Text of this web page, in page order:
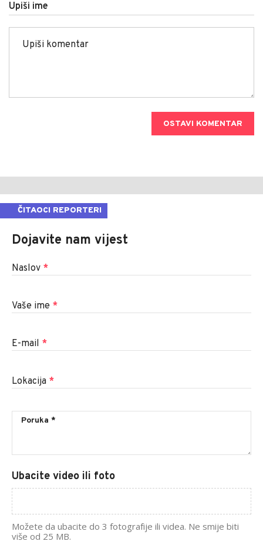
Upiši ime
OSTAVI KOMENTAR
ČITAOCI REPORTERI
Dojavite nam vijest
Naslov *
Vaše ime *
E-mail *
Lokacija *
Ubacite video ili foto
Možete da ubacite do 3 fotografije ili videa. Ne smije biti
više od 25 MB.